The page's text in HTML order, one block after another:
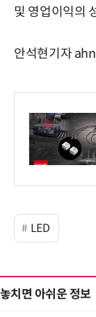
및 영업이익의
안석현기자
LED
놓치면 아쉬운 정보